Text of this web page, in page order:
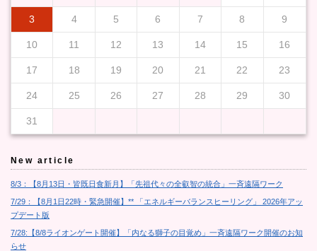
3 4 5 6 7 8 9
10 11 12 13 14 15 16
17 18 19 20 21 22 23
24 25 26 27 28 29 30
31
New article
8/3：【8月13日・皆既日食新月】「先祖代々の全叡智の統合」一斉遠隔ワーク
7/29：【8月1日22時・緊急開催】** 「エネルギーバランスヒーリング」 2026年アッ
プデート版
7/28:【8/8ライオンゲート開催】「内なる獅子の目覚め」一斉遠隔ワーク開催のお知
らせ